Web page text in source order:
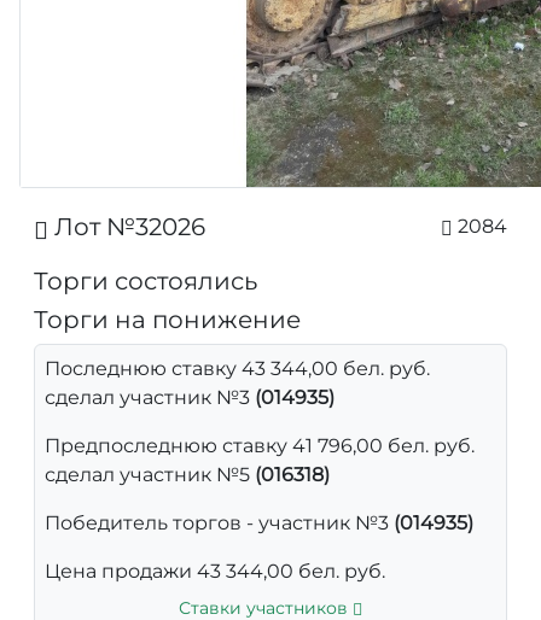
Лот №32026 2084
Торги состоялись
Торги на понижение
Последнюю ставку 43 344,00 бел. руб.
сделал участник №3 (014935)
Предпоследнюю ставку 41 796,00 бел. руб.
сделал участник №5 (016318)
Победитель торгов - участник №3 (014935)
Цена продажи 43 344,00 бел. руб.
Ставки участников